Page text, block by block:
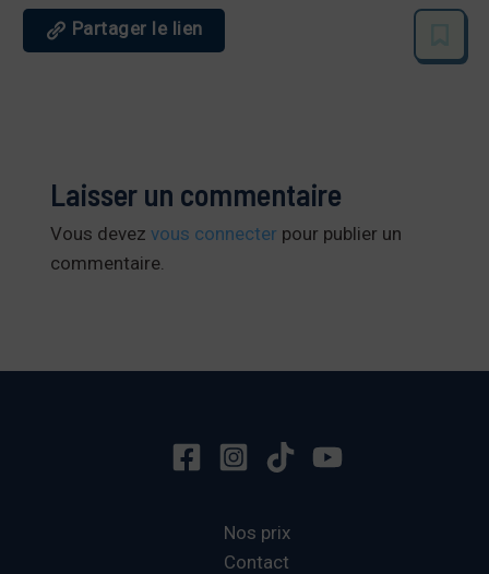
Partager le lien
Laisser un commentaire
Vous devez vous connecter pour publier un
commentaire.
Nos prix
Contact